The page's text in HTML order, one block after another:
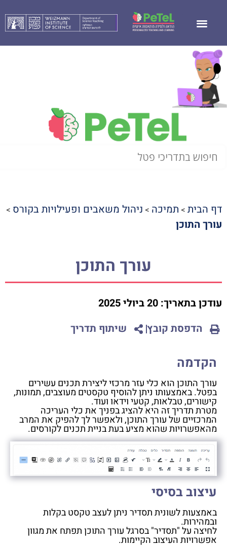
דף הבית>תמיכה>ניהול משאבים ופעילויות בקורס>
עורך התוכן
עורך התוכן
עודכן בתאריך:20 ביולי 2025
הדפסת קובץ
שיתוף תדריך
הקדמה
עורך התוכן הוא כלי עזר מרכזי ליצירת תכנים עשירים
בפטל. באמצעותו ניתן להוסיף טקסטים מעוצבים, תמונות,
קישורים, טבלאות, קטעי וידאו ועוד.
מטרת תדריך זה היא להציג בפניך את כלי העריכה
המרכזיים של עורך התוכן, ולאפשר לך להפיק את המרב
מהאפשרויות שהוא מציע בעת בניית תכנים לקורסים.
עיצוב בסיסי
באמצעות לשונית תסדיר ניתן לעצב טקסט בקלות
ובמהירות.
לחיצה על "תסדיר" בסרגל עורך התוכן תפתח את מגוון
אפשרויות העיצוב הקיימות.